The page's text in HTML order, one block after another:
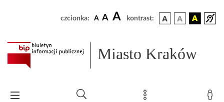
czcionka: A A A kontrast:
Miasto Kraków